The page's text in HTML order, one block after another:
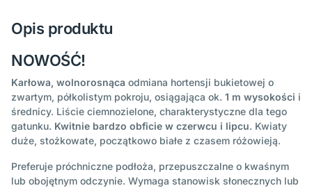
Opis produktu
NOWOŚĆ!
Karłowa, wolnorosnąca odmiana hortensji bukietowej o
zwartym, półkolistym pokroju, osiągająca ok. 1 m wysokości i
średnicy. Liście ciemnozielone, charakterystyczne dla tego
gatunku. Kwitnie bardzo obficie w czerwcu i lipcu. Kwiaty
duże, stożkowate, początkowo białe z czasem różowieją.
Preferuje próchniczne podłoża, przepuszczalne o kwaśnym
lub obojętnym odczynie. Wymaga stanowisk słonecznych lub